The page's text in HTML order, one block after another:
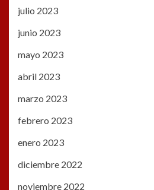
julio 2023
junio 2023
mayo 2023
abril 2023
marzo 2023
febrero 2023
enero 2023
diciembre 2022
noviembre 2022